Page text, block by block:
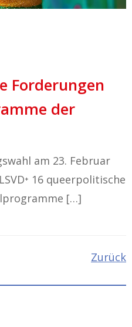
Forderungen
der
am 23. Februar
16 queerpolitische
[…]
Zurück